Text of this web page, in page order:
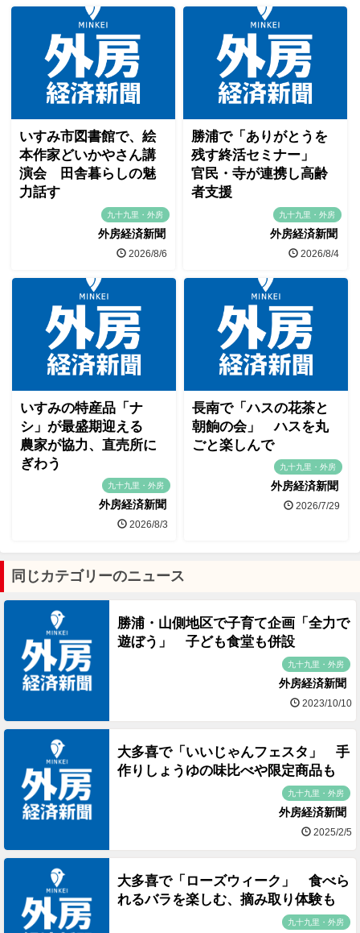
いすみ市図書館で、絵
本作家どいかやさん講
演会 田舎暮らしの魅
力話す
九十九里・外房
外房経済新聞
2026/8/6
勝浦で「ありがとうを
残す終活セミナー」
官民・寺が連携し高齢
者支援
九十九里・外房
外房経済新聞
2026/8/4
いすみの特産品「ナ
シ」が最盛期迎える
農家が協力、直売所に
ぎわう
九十九里・外房
外房経済新聞
2026/8/3
長南で「ハスの花茶と
朝餉の会」 ハスを丸
ごと楽しんで
九十九里・外房
外房経済新聞
2026/7/29
同じカテゴリーのニュース
勝浦・山側地区で子育て企画「全力で
遊ぼう」 子ども食堂も併設
九十九里・外房
外房経済新聞
2023/10/10
大多喜で「いいじゃんフェスタ」 手
作りしょうゆの味比べや限定商品も
九十九里・外房
外房経済新聞
2025/2/5
大多喜で「ローズウィーク」 食べら
れるバラを楽しむ、摘み取り体験も
九十九里・外房